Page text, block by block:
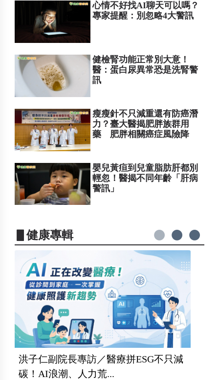
心情不好找AI聊天可以嗎？
專家提醒：別忽略4大警訊
健檢腎功能正常別大意！
醫：蛋白尿異常恐是洗腎警
訊
瘦瘦針不只減重還有防癌潛
力？臺大醫揭肥胖族群用
藥 肥胖相關癌症風險降
嬰兒黃疸到兒童脂肪肝都別
輕忽！醫揭不同年齡「肝病
警訊」
▋健康專輯
洪子仁副院長專訪／醫療拼ESG不只減
碳！AI浪潮、人力荒...